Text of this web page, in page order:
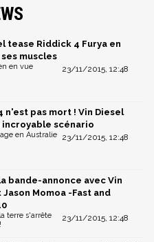
tease Riddick 4 Furya en
muscles
23/11/2015, 12:48
en vue
n'est pas mort ! Vin Diesel
incroyable scénario
23/11/2015, 12:48
en Australie
la bande-annonce avec Vin
Jason Momoa -Fast and
23/11/2015, 12:48
terre s'arrête